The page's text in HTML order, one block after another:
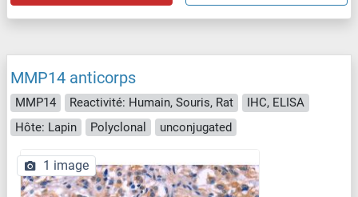
MMP14 anticorps
MMP14 Reactivité: Humain, Souris, Rat
IHC, ELISA
Hôte: Lapin
Polyclonal unconjugated
1 image